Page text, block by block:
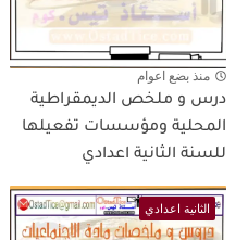
منذ بضع اعوام
درس و ملخص الديمقراطية
المحلية ومؤسسات تفعيلها
للسنة الثانية اعدادي
الثانية اعدادي